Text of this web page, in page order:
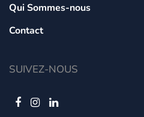
Qui Sommes-nous
Contact
SUIVEZ-NOUS